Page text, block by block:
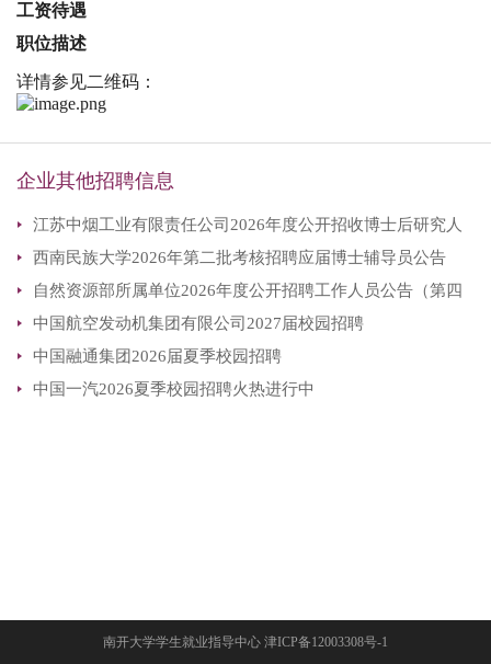
工资待遇
职位描述
详情参见二维码：
企业其他招聘信息
江苏中烟工业有限责任公司2026年度公开招收博士后研究人
员公告
西南民族大学2026年第二批考核招聘应届博士辅导员公告
自然资源部所属单位2026年度公开招聘工作人员公告（第四
批）
中国航空发动机集团有限公司2027届校园招聘
中国融通集团2026届夏季校园招聘
中国一汽2026夏季校园招聘火热进行中
南开大学学生就业指导中心 津ICP备12003308号-1